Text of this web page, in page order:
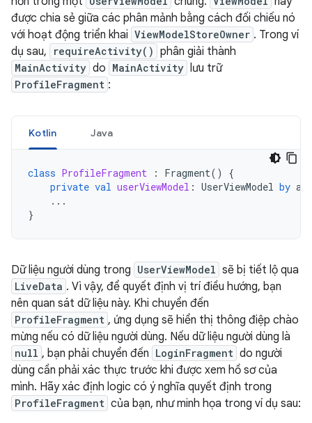
được chia sẻ giữa các phân mảnh bằng cách đối chiếu nó
với hoạt động triển khai ViewModelStoreOwner . Trong ví
dụ sau,
requireActivity() phân giải thành
MainActivity do MainActivity lưu trữ
ProfileFragment :
Kotlin Java
class ProfileFragment : Fragment()
{
private val userViewModel : UserViewModel by
...
}
Dữ liệu người dùng trong UserViewModel sẽ bị tiết lộ qua
LiveData . Vì vậy, để quyết định vị trí điều hướng, bạn
nên quan sát dữ liệu này. Khi chuyển đến
ProfileFragment , ứng dụng sẽ hiển thị thông điệp chào
mừng nếu có dữ liệu người dùng. Nếu dữ liệu người dùng là
null , bạn phải chuyển đến LoginFragment do người
dùng cần phải xác thực trước khi được xem hồ sơ của
mình. Hãy xác định logic có ý nghĩa quyết định trong
ProfileFragment của bạn, như minh họa trong ví dụ sau: